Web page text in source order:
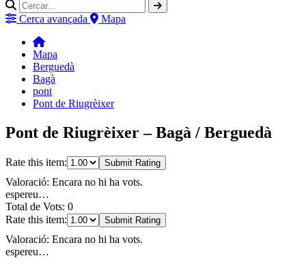
Cerca avançada Mapa
Mapa
Berguedà
Bagà
pont
Pont de Riugrèixer
Pont de Riugrèixer – Bagà / Berguedà
Rate this item: Submit Rating
Valoració: Encara no hi ha vots.
espereu…
Total de Vots: 0
Rate this item:
Submit Rating
Valoració: Encara no hi ha vots.
espereu…